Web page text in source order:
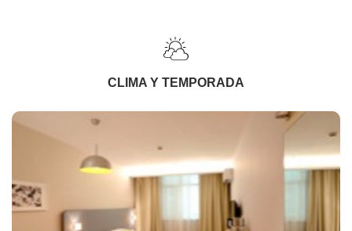
CLIMA Y TEMPORADA